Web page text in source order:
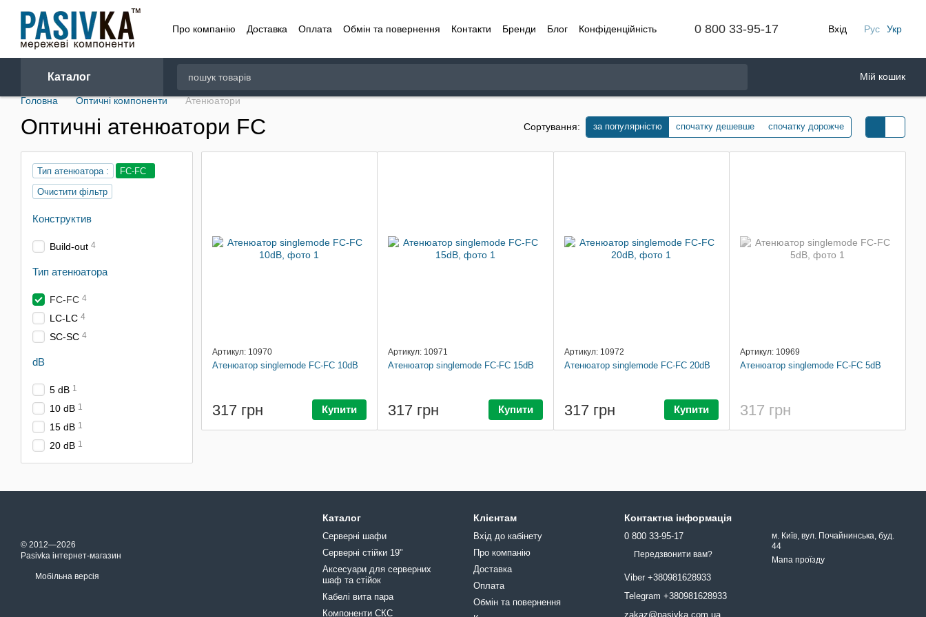
Перейти до основного контенту
Про компанію
Доставка Оплата Обмін та повернення Контакти Бренди Блог
Конфіденційність
0 800 33-95-17 Вхід Рус Укр
Каталог Мій кошик
Головна Оптичні компоненти Атенюатори
Оптичні атенюатори FC Сортування: за популярністю спочатку дешевше спочатку дорожче
Артикул: 10970
Атенюатор singlemode FC-FC 10dB
317 грн Купити
Артикул: 10971
Атенюатор singlemode FC-FC 15dB
317 грн Купити
Артикул: 10972
Атенюатор singlemode FC-FC 20dB
317 грн Купити
Артикул: 10969
Атенюатор singlemode FC-FC 5dB
317 грн
Тип атенюатора :
FC-FC
Очистити фільтр
Конструктив
Build-out 4
Тип атенюатора
FC-FC 4
LC-LC 4
SC-SC 4
dB
5 dB 1
10 dB 1
15 dB 1
20 dB 1
© 2012—2026
Pasivka інтернет-магазин
Мобільна версія
Каталог
Серверні шафи
Серверні стійки 19"
Аксесуари для серверних
шаф та стійок
Кабелі вита пара
Компоненти СКС
Клієнтам
Вхід до кабінету
Про компанію
Доставка
Оплата
Обмін та повернення
Контактна інформація
0 800 33-95-17
Передзвонити вам?
Viber +380981628933
Telegram +380981628933
zakaz@pasivka.com.ua
м. Київ, вул. Почайнинська, буд.
44
Мапа проїзду